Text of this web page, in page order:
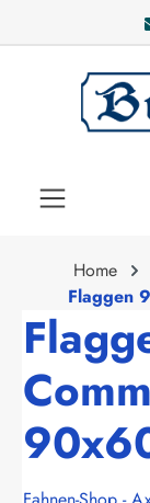
Home
Flaggen